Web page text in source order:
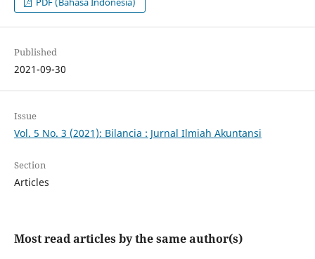
Published
2021-09-30
Issue
Vol. 5 No. 3 (2021): Bilancia : Jurnal Ilmiah Akuntansi
Section
Articles
Most read articles by the same author(s)